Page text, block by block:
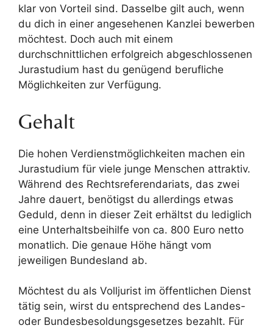
klar von Vorteil sind. Dasselbe gilt auch, wenn
du dich in einer angesehenen Kanzlei bewerben
möchtest. Doch auch mit einem
durchschnittlichen erfolgreich abgeschlossenen
Jurastudium hast du genügend berufliche
Möglichkeiten zur Verfügung.
Gehalt
Die hohen Verdienstmöglichkeiten machen ein
Jurastudium für viele junge Menschen attraktiv.
Während des Rechtsreferendariats, das zwei
Jahre dauert, benötigst du allerdings etwas
Geduld, denn in dieser Zeit erhältst du lediglich
eine Unterhaltsbeihilfe von ca. 800 Euro netto
monatlich. Die genaue Höhe hängt vom
jeweiligen Bundesland ab.
Möchtest du als Volljurist im öffentlichen Dienst
tätig sein, wirst du entsprechend des Landes-
oder Bundesbesoldungsgesetzes bezahlt. Für